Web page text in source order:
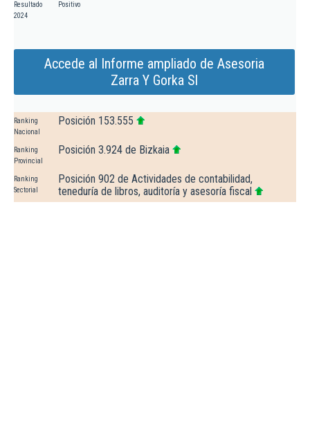
Resultado
2024
Positivo
Accede al Informe ampliado de Asesoria
Zarra Y Gorka Sl
Ranking
Nacional
Posición 153.555
Ranking
Provincial
Posición 3.924 de Bizkaia
Ranking
Sectorial
Posición 902 de Actividades de contabilidad,
teneduría de libros, auditoría y asesoría fiscal